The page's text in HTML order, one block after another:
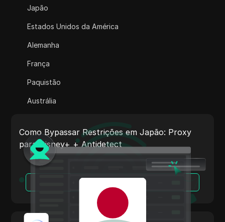
Apple Pay
ASOS
BestBuy
Japão
Estados Unidos da América
Alemanha
França
Paquistão
Austrália
Itália
Países Baixos
Vietnã
Portugal
Argentina
Como Bypassar Restrições em Japão: Proxy
para Disney+ + Antidetect